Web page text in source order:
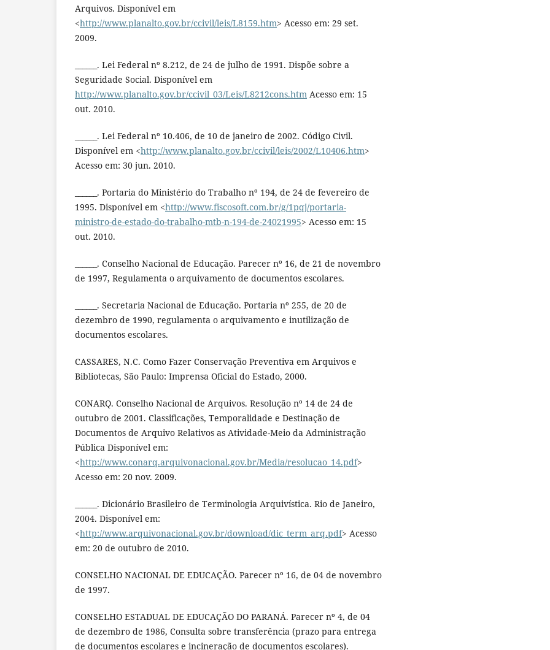
Arquivos. Disponível em
<http://www.planalto.gov.br/ccivil/leis/L8159.htm> Acesso em: 29 set.
2009.
______. Lei Federal nº 8.212, de 24 de julho de 1991. Dispõe sobre a
Seguridade Social. Disponível em
http://www.planalto.gov.br/ccivil_03/Leis/L8212cons.htm Acesso em: 15
out. 2010.
______. Lei Federal nº 10.406, de 10 de janeiro de 2002. Código Civil.
Disponível em <http://www.planalto.gov.br/ccivil/leis/2002/L10406.htm>
Acesso em: 30 jun. 2010.
______. Portaria do Ministério do Trabalho nº 194, de 24 de fevereiro de
1995. Disponível em <http://www.fiscosoft.com.br/g/1pqj/portaria-
ministro-de-estado-do-trabalho-mtb-n-194-de-24021995> Acesso em: 15
out. 2010.
______. Conselho Nacional de Educação. Parecer nº 16, de 21 de novembro
de 1997, Regulamenta o arquivamento de documentos escolares.
______. Secretaria Nacional de Educação. Portaria nº 255, de 20 de
dezembro de 1990, regulamenta o arquivamento e inutilização de
documentos escolares.
CASSARES, N.C. Como Fazer Conservação Preventiva em Arquivos e
Bibliotecas, São Paulo: Imprensa Oficial do Estado, 2000.
CONARQ. Conselho Nacional de Arquivos. Resolução nº 14 de 24 de
outubro de 2001. Classificações, Temporalidade e Destinação de
Documentos de Arquivo Relativos as Atividade-Meio da Administração
Pública Disponível em:
<http://www.conarq.arquivonacional.gov.br/Media/resolucao_14.pdf>
Acesso em: 20 nov. 2009.
______. Dicionário Brasileiro de Terminologia Arquivística. Rio de Janeiro,
2004. Disponível em:
<http://www.arquivonacional.gov.br/download/dic_term_arq.pdf> Acesso
em: 20 de outubro de 2010.
CONSELHO NACIONAL DE EDUCAÇÃO. Parecer nº 16, de 04 de novembro
de 1997.
CONSELHO ESTADUAL DE EDUCAÇÃO DO PARANÁ. Parecer nº 4, de 04
de dezembro de 1986, Consulta sobre transferência (prazo para entrega
de documentos escolares e incineração de documentos escolares).